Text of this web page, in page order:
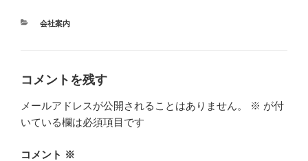
カ
会社案内
コメントを残す
メールアドレスが公開されることはありません。 ※ が付
いている欄は必須項目です
コメント ※